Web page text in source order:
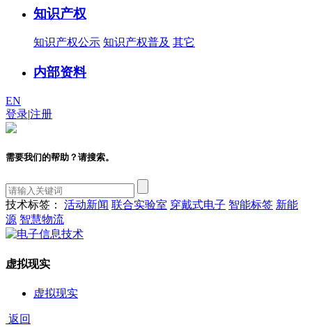
知识产权
知识产权公示 知识产权普及 其它
内部资料
EN
登录|注册
需要我们的帮助？请搜索。
技术标签： 活动新闻 联合实验室 穿戴式电子 智能标签 新能
源 智慧物流
虚拟现实
虚拟现实
返回